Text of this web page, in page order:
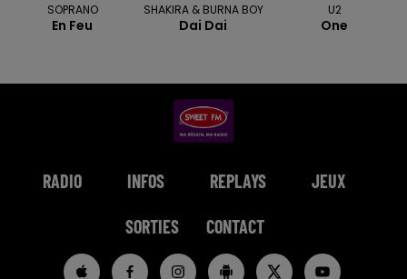
SOPRANO
En Feu
SHAKIRA & BURNA BOY
Dai Dai
U2
One
RADIO INFOS REPLAYS JEUX
SORTIES CONTACT